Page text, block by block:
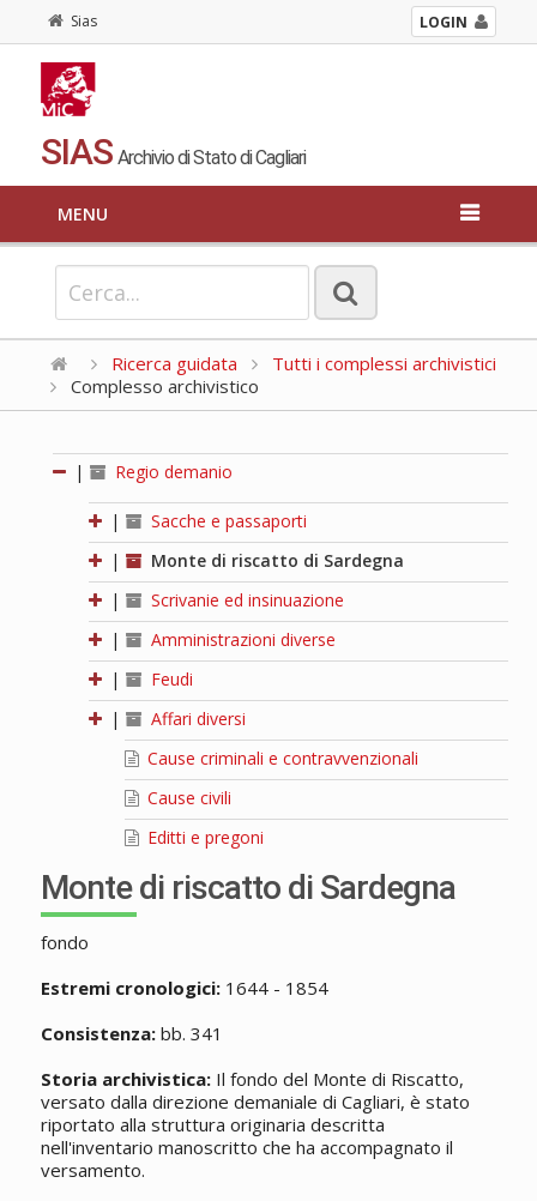
Sias LOGIN
SIAS Archivio di Stato di Cagliari
MENU
Ricerca guidata
Tutti i complessi archivistici
Complesso archivistico
| Regio demanio
|
Sacche e passaporti
|
Monte di riscatto di Sardegna
|
Scrivanie ed insinuazione
|
Amministrazioni diverse
|
Feudi
|
Affari diversi
Cause criminali e contravvenzionali
Cause civili
Editti e pregoni
Monte di riscatto di Sardegna
fondo
Estremi cronologici:1644 - 1854
Consistenza:bb. 341
Storia archivistica:Il fondo del Monte di Riscatto,
versato dalla direzione demaniale di Cagliari, è stato
riportato alla struttura originaria descritta
nell'inventario manoscritto che ha accompagnato il
versamento.